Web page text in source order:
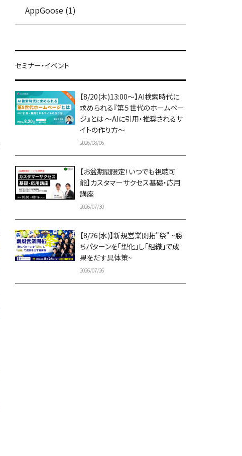
AppGoose (1)
セミナー・イベント
【8/20(木)13:00～】AI検索時代に
求められる『第５世代のホームペー
ジ』とは ～AIに引用・推奨されるサ
イトの作り方～
2026/08/06
【お盆期間限定！いつでも視聴可
能】カスタマーサクセス基礎・応用
講座
2026/07/30
【8/26(水)】新規営業開拓"祭" ~勝
ちパターンを「型化」し「組織」で成
果をだす具体策~
2026/07/26